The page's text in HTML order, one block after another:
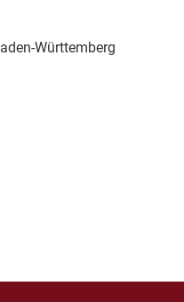
Württemberg